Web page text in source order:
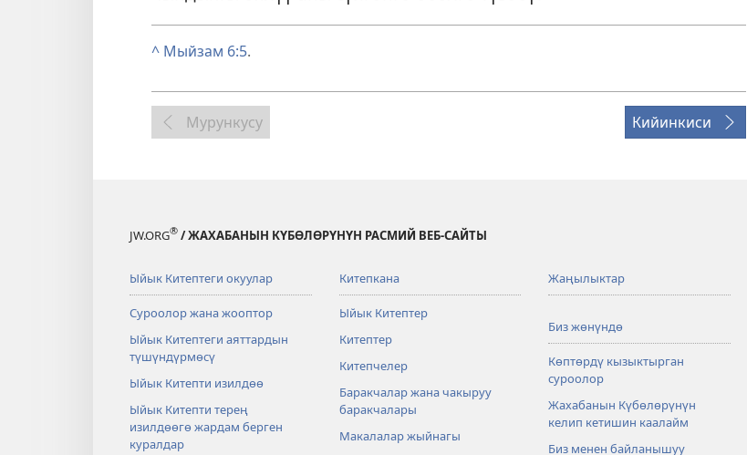
^ Мыйзам 6:5.
Мурункусу Кийинкиси
JW.ORG® / ЖАХАБАНЫН КҮБӨЛӨРҮНҮН РАСМИЙ ВЕБ-САЙТЫ
Ыйык Китептеги окуулар
Суроолор жана жооптор
Ыйык Китептеги аяттардын
түшүндүрмөсү
Ыйык Китепти изилдөө
Ыйык Китепти терең
изилдөөгө жардам берген
куралдар
Китепкана
Ыйык Китептер
Китептер
Китепчелер
Баракчалар жана чакыруу
баракчалары
Макалалар жыйнагы
Жаңылыктар
Биз жөнүндө
Көптөрдү кызыктырган
суроолор
Жахабанын Күбөлөрүнүн
келип кетишин каалайм
Биз менен байланышуу